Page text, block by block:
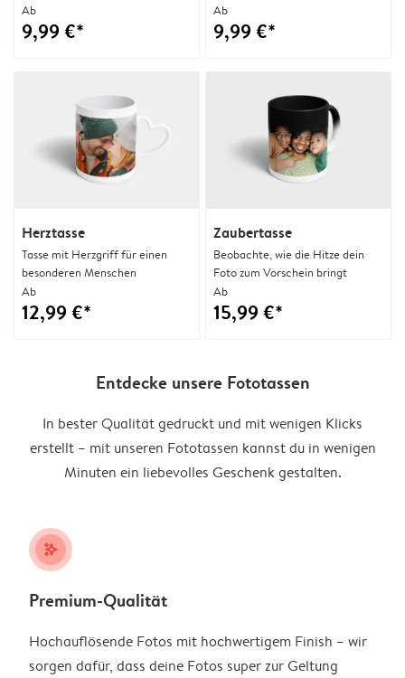
Ab
9,99 €*
Ab
9,99 €*
Herztasse
Tasse mit Herzgriff für einen
besonderen Menschen
Ab
12,99 €*
Zaubertasse
Beobachte, wie die Hitze dein
Foto zum Vorschein bringt
Ab
15,99 €*
Entdecke unsere Fototassen
In bester Qualität gedruckt und mit wenigen Klicks
erstellt – mit unseren Fototassen kannst du in wenigen
Minuten ein liebevolles Geschenk gestalten.
stars_plus
Premium-Qualität
Hochauflösende Fotos mit hochwertigem Finish – wir
sorgen dafür, dass deine Fotos super zur Geltung